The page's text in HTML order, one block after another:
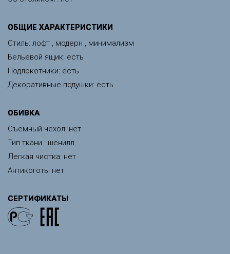
ОБЩИЕ ХАРАКТЕРИСТИКИ
Стиль: лофт , модерн , минимализм
Бельевой ящик: есть
Подлокотники: есть
Декоративные подушки: есть
ОБИВКА
Съемный чехол: нет
Тип ткани : шенилл
Легкая чистка: нет
Антикоготь: нет
СЕРТИФИКАТЫ